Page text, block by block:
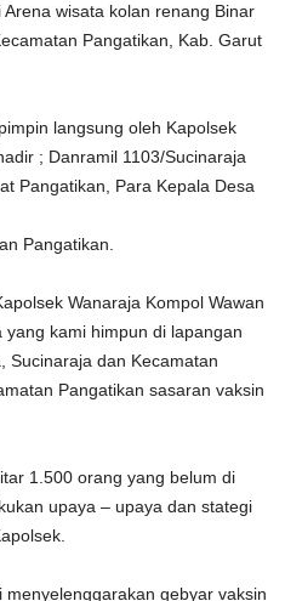
wisata kolan renang Binar
Pangatikan, Kab. Garut
langsung oleh Kapolsek
; Danramil 1103/Sucinaraja
Pangatikan, Para Kepala Desa
Pangatikan.
Wanaraja Kompol Wawan
yang kami himpun di lapangan
Sucinaraja dan Kecamatan
Pangatikan sasaran vaksin
1.500 orang yang belum di
upaya – upaya dan stategi
menyelenggarakan gebyar vaksin